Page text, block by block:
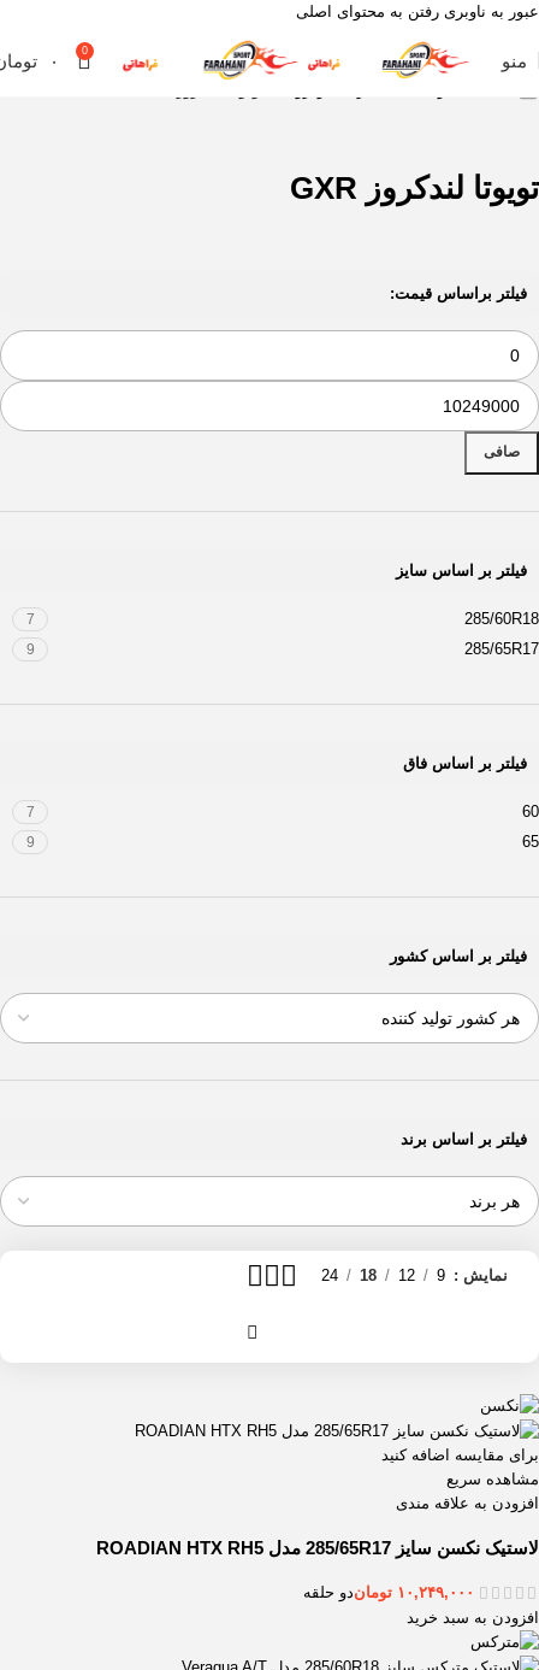
عبور به ناوبری رفتن به محتوای اصلی
منو 0 ۰
تویوتا لندکروز GXR
فیلتر براساس قیمت:
صافی
فیلتر بر اساس سایز
285/60R18
7
285/65R17
9
فیلتر بر اساس فاق
60
7
65
9
فیلتر بر اساس کشور
فیلتر بر اساس برند
نمایش 9
12
18
24
برای مقایسه اضافه کنید
مشاهده سریع
افزودن به علاقه مندی
لاستیک نکسن سایز 285/65R17 مدل ROADIAN HTX RH5
۱۰,۲۴۹,۰۰۰ توماندو حلقه
افزودن به سبد خرید